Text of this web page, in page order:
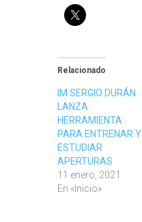
Relacionado
IM SERGIO DURÁN
LANZA
HERRAMIENTA
PARA ENTRENAR Y
ESTUDIAR
APERTURAS
11 enero, 2021
En «Inicio»